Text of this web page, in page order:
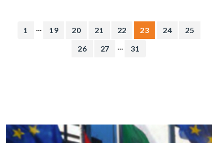
1 ... 19 20 21 22 23 24
25
26
27 ... 31